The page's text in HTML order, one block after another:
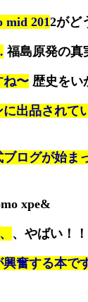
mid 2012がど
福島原発の真
ね〜 歴史を
出品されて
ログが始ま
xpe&
、やばい！
奮する本で